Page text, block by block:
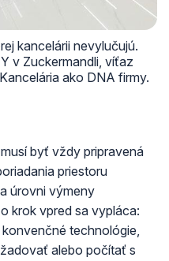
kancelárii nevylučujú.
v Zuckermandli, víťaz
ako DNA firmy.
byť vždy pripravená
priestoru
úrovni výmeny
krok vpred sa vypláca:
technológie,
alebo počítať s